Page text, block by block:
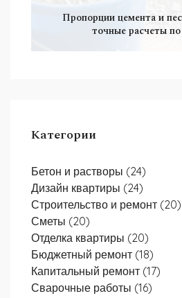
Пропорции цемента и
точные расчеты
Категории
Бетон и растворы (24)
Дизайн квартиры (24)
Строительство и ремонт (20)
Сметы (20)
Отделка квартиры (20)
Бюджетный ремонт (18)
Капитальный ремонт (17)
Сварочные работы (16)